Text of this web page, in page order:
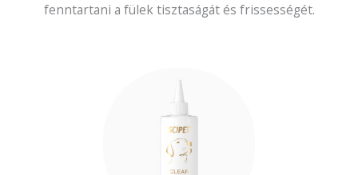
fenntartani a fülek tisztaságát és frissességét.